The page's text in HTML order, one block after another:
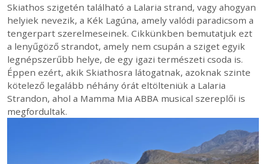
Skiathos szigetén található a Lalaria strand, vagy ahogyan
helyiek nevezik, a Kék Lagúna, amely valódi paradicsom a
tengerpart szerelmeseinek. Cikkünkben bemutatjuk ezt
a lenyűgöző strandot, amely nem csupán a sziget egyik
legnépszerűbb helye, de egy igazi természeti csoda is.
Éppen ezért, akik Skiathosra látogatnak, azoknak szinte
kötelező legalább néhány órát eltölteniük a Lalaria
Strandon, ahol a Mamma Mia ABBA musical szereplői is
megfordultak.